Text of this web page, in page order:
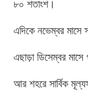
৮০ শতাংশ।
এদিকে নভেম্বর মাসে
এছাড়া ডিসেম্বর
আর শহরে সার্বিক